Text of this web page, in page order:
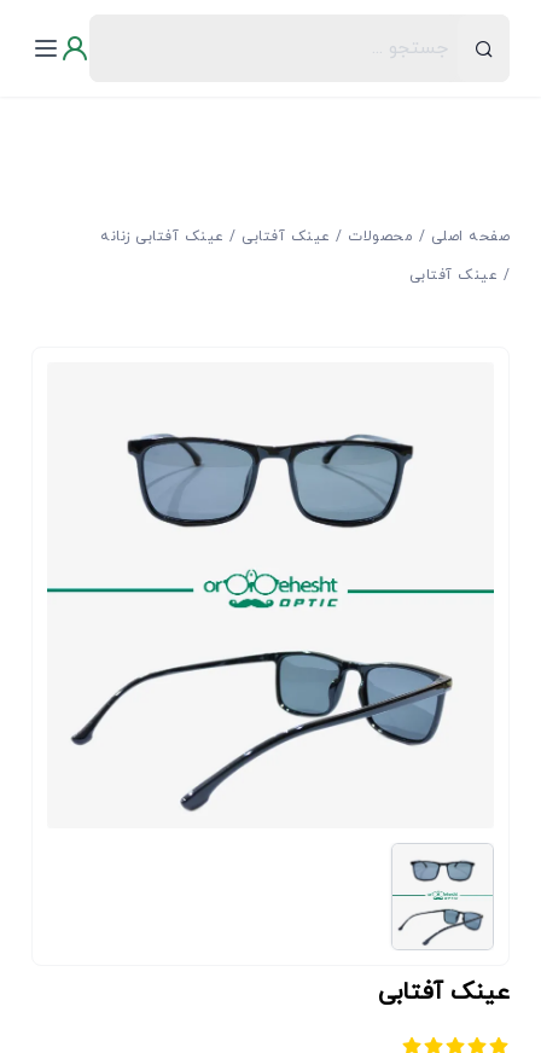
صفحه اصلی محصولات عینک آفتابی
عینک آفتابی زنانه
عینک آفتابی
عینک آفتابی